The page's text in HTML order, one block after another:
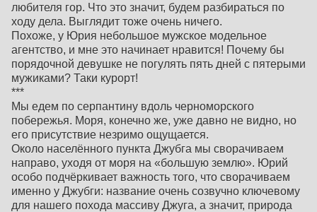
любителя гор. Что это значит, будем разбираться по
ходу дела. Выглядит тоже очень ничего.
Похоже, у Юрия небольшое мужское модельное
агентство, и мне это начинает нравится! Почему бы
порядочной девушке не погулять пять дней с пятерыми
мужиками? Таки курорт!
***
Мы едем по серпантину вдоль черноморского
побережья. Моря, конечно же, уже давно не видно, но
его присутствие незримо ощущается.
Около населённого пункта Джубга мы сворачиваем
направо, уходя от моря на «большую землю». Юрий
особо подчёркивает важность того, что сворачиваем
именно у Джубги: название очень созвучно ключевому
для нашего похода массиву Джуга, а значит, природа